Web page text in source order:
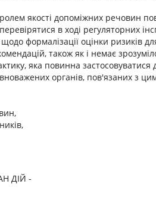
якості допоміжних речовин
в ході регуляторних
формалізації оцінки
також як і немає
яка повинна
органів, пов'язаних з
ДІЙ -